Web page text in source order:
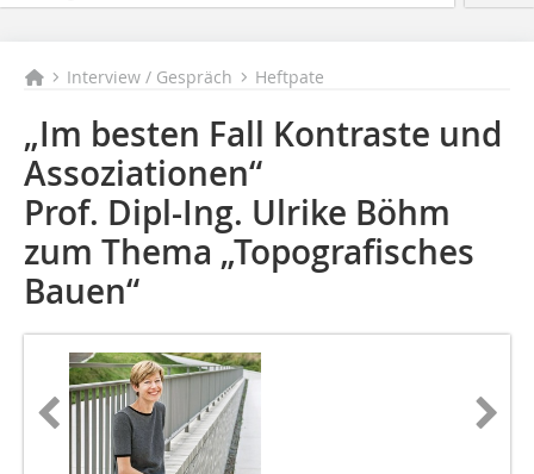
Interview / Gespräch Heftpate
„Im besten Fall Kontraste und
Assoziationen“
Prof. Dipl-Ing. Ulrike Böhm
zum Thema „Topografisches
Bauen“